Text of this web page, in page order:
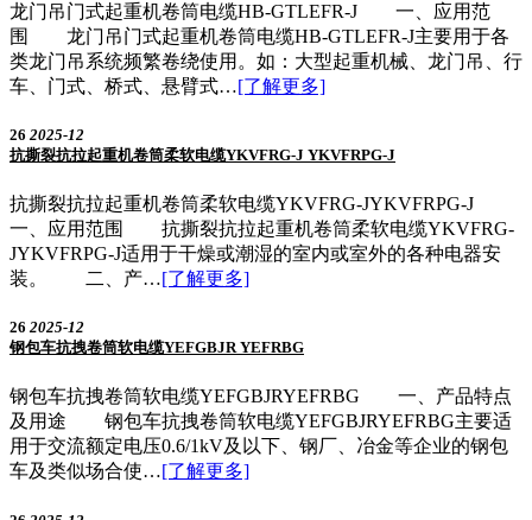
龙门吊门式起重机卷筒电缆HB-GTLEFR-J 一、应用范
围 龙门吊门式起重机卷筒电缆HB-GTLEFR-J主要用于各
类龙门吊系统频繁卷绕使用。如：大型起重机械、龙门吊、行
车、门式、桥式、悬臂式…[了解更多]
26 2025-12
抗撕裂抗拉起重机卷筒柔软电缆YKVFRG-J YKVFRPG-J
抗撕裂抗拉起重机卷筒柔软电缆YKVFRG-JYKVFRPG-J
一、应用范围 抗撕裂抗拉起重机卷筒柔软电缆YKVFRG-
JYKVFRPG-J适用于干燥或潮湿的室内或室外的各种电器安
装。 二、产…[了解更多]
26 2025-12
钢包车抗拽卷筒软电缆YEFGBJR YEFRBG
钢包车抗拽卷筒软电缆YEFGBJRYEFRBG 一、产品特点
及用途 钢包车抗拽卷筒软电缆YEFGBJRYEFRBG主要适
用于交流额定电压0.6/1kV及以下、钢厂、冶金等企业的钢包
车及类似场合使…[了解更多]